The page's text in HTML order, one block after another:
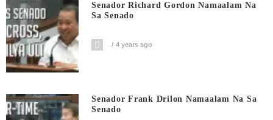
Senador Richard Gordon Namaalam Na
Sa Senado
4 years ago
Senador Frank Drilon Namaalam Na Sa
Senado